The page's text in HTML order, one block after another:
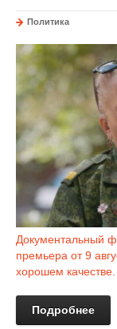
Политика
Документальный
премьера от 9
хорошем качестве.
Подробнее